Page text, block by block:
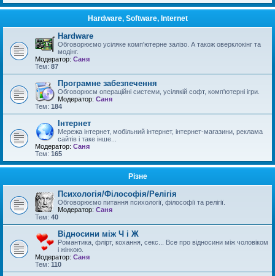
Hardware, Software, Internet
Hardware
Обговорюємо усіляке комп'ютерне залізо. А також оверклокінг та
модінг.
Модератор: Саня
Тем: 87
Програмне забезпечення
Обговорюєм операційні системи, усілякій софт, комп'ютерні ігри.
Модератор: Саня
Тем: 184
Інтернет
Мережа інтернет, мобільний інтернет, інтернет-магазини, реклама
сайтів і таке інше...
Модератор: Саня
Тем: 165
Різне
Психологія/Філософія/Релігія
Обговорюємо питання психології, філософії та релігії.
Модератор: Саня
Тем: 40
Відносини між Ч і Ж
Романтика, флірт, кохання, секс... Все про відносини між чоловіком
і жінкою.
Модератор: Саня
Тем: 110